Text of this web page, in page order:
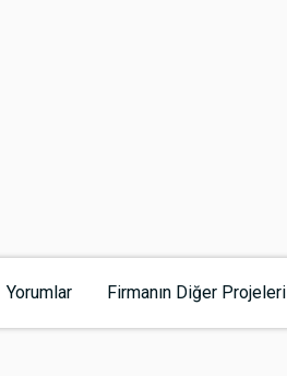
Yorumlar Firmanın Diğer Projeleri